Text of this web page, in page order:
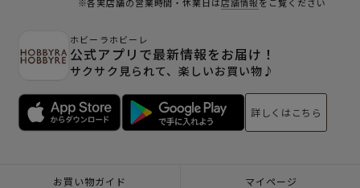
ホビーラホビーレ
公式アプリで最新情報をお届け！
サクサク見られて、楽しいお買い物♪
詳しくはこちら
お買い物ガイド マイページ